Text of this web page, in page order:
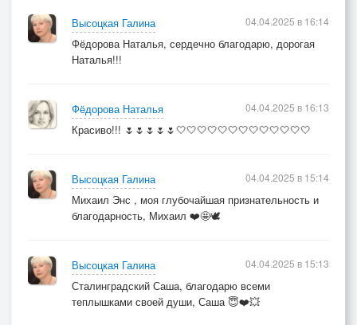
Высоцкая Галина
Фёдорова Наталья, сердечно благодарю, дорогая
Наталья!!!
04.04.2025 в 16:14
Фёдорова Наталья
Красиво!!! 🌷🌷🌷🌷🌷🤍🤍🤍🤍🤍🤍🤍🤍🤍🤍🤍🤍🤍
04.04.2025 в 16:13
Высоцкая Галина
Михаил Энс , моя глубочайшая признательность и
благодарность, Михаил ❤️🤩🕊️
04.04.2025 в 15:14
Высоцкая Галина
Сталинградский Саша, благодарю всеми
теплышками своей души, Саша 😇❤️💥
04.04.2025 в 15:13